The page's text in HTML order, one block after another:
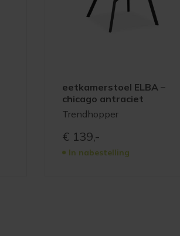
eetkamerstoel ELBA –
chicago antraciet
Trendhopper
€ 139,-
In nabestelling